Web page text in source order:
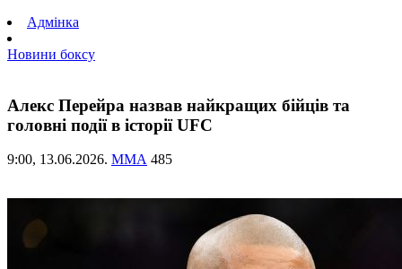
Адмінка
Новини боксу
Алекс Перейра назвав найкращих бійців та
головні події в історії UFC
9:00, 13.06.2026. ММА 485